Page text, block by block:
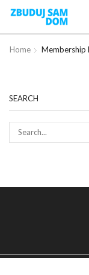
Home Membership
SEARCH